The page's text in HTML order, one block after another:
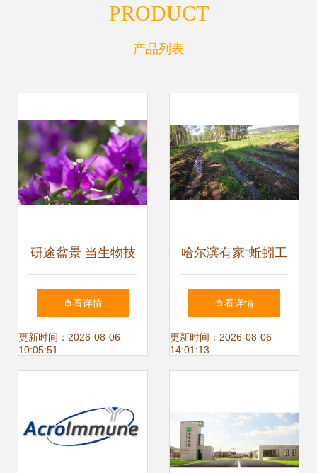
PRODUCT
产品列表
研途盆景 当生物技
术遇上园艺，如何
构筑你的学术花园
查看详情
更新时间：2026-08-06
10:05:51
哈尔滨有家“蚯蚓工
厂” 日食垃圾6吨
查看详情
更新时间：2026-08-06
14:01:13